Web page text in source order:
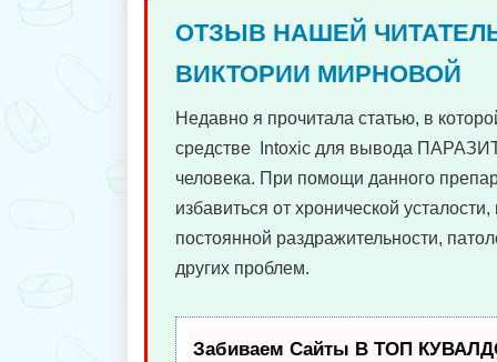
ОТЗЫВ НАШЕЙ
ВИКТОРИИ МИРНОВОЙ
Недавно я прочитала статью, в
средстве Intoxic для вывода
человека. При помощи данного
избавиться от хронической
постоянной раздражительности,
других проблем.
Забиваем Сайты В ТОП